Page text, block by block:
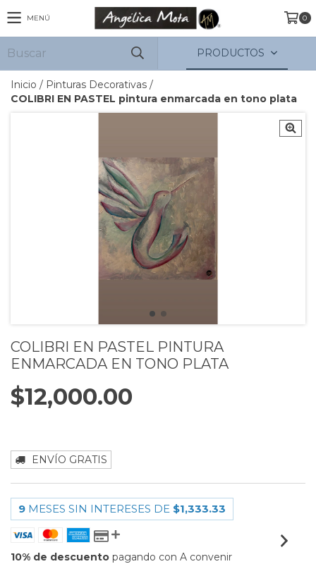
MENÚ 0
PRODUCTOS
Inicio / Pinturas Decorativas /
COLIBRI EN PASTEL pintura enmarcada en tono plata
COLIBRI EN PASTEL PINTURA
ENMARCADA EN TONO PLATA
$12,000.00
ENVÍO GRATIS
9 MESES SIN INTERESES DE $1,333.33
10% de descuento pagando con A convenir